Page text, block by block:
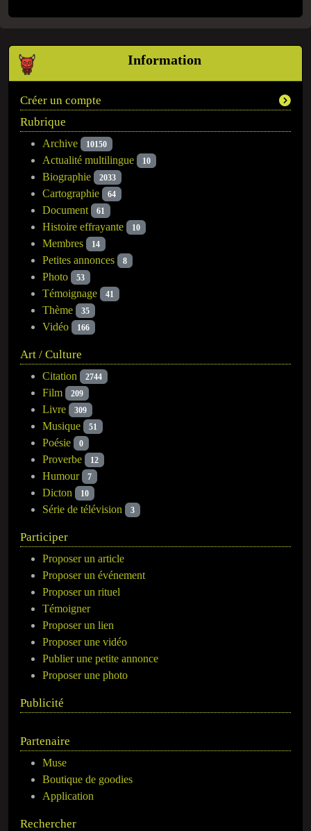
Information
Créer un compte
Rubrique
Archive 10150
Actualité multilingue 10
Biographie 2033
Cartographie 64
Document 61
Histoire effrayante 10
Membres 14
Petites annonces 8
Photo 53
Témoignage 41
Thème 35
Vidéo 166
Art / Culture
Citation 2744
Film 209
Livre 309
Musique 51
Poésie 0
Proverbe 12
Humour 7
Dicton 10
Série de télévision 3
Participer
Proposer un article
Proposer un événement
Proposer un rituel
Témoigner
Proposer un lien
Proposer une vidéo
Publier une petite annonce
Proposer une photo
Publicité
Partenaire
Muse
Boutique de goodies
Application
Rechercher